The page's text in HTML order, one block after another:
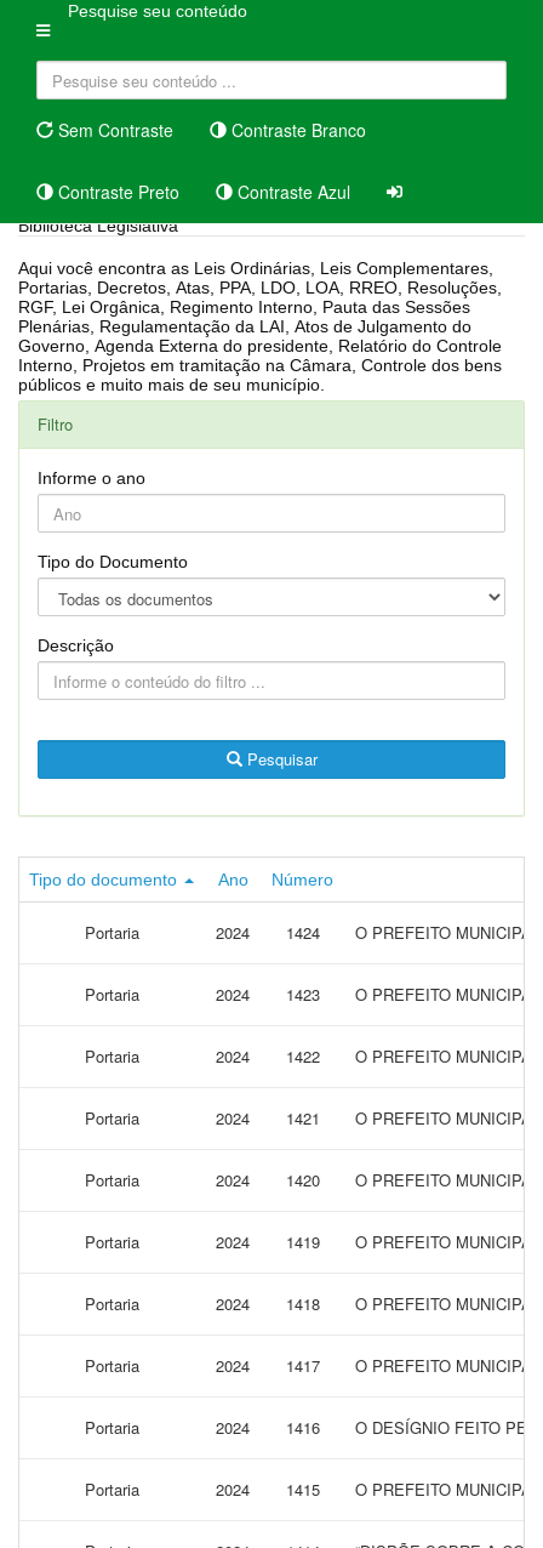
Pesquise seu conteúdo
Sem Contraste Contraste Branco
Contraste Preto Contraste Azul
Biblioteca Legislativa
Aqui você encontra as Leis Ordinárias, Leis Complementares,
Portarias, Decretos, Atas, PPA, LDO, LOA, RREO, Resoluções,
RGF, Lei Orgânica, Regimento Interno, Pauta das Sessões
Plenárias, Regulamentação da LAI, Atos de Julgamento do
Governo, Agenda Externa do presidente, Relatório do Controle
Interno, Projetos em tramitação na Câmara, Controle dos bens
públicos e muito mais de seu município.
Filtro
Informe o ano
Tipo do Documento
Descrição
Pesquisar
Tipo do documento Ano Número
Portaria 2024 1424 O PREFEITO
Portaria 2024 1423 O PREFEITO
Portaria 2024 1422 O PREFEITO
Portaria 2024 1421 O PREFEITO
Portaria 2024 1420 O PREFEITO
Portaria 2024 1419 O PREFEITO
Portaria 2024 1418 O PREFEITO
Portaria 2024 1417 O PREFEITO
Portaria 2024 1416 O DESÍGNIO FEITO
Portaria 2024 1415 O PREFEITO